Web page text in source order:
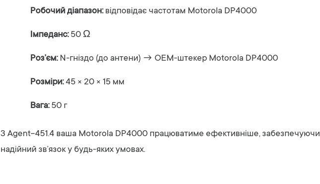
Робочий діапазон: відповідає частотам Motorola DP4000
Імпеданс: 50 Ω
Роз’єм: N-гніздо (до антени) → OEM-штекер Motorola DP4000
Розміри: 45 × 20 × 15 мм
Вага: 50 г
З Agent-451.4 ваша Motorola DP4000 працюватиме ефективніше, забезпечуючи
надійний зв’язок у будь-яких умовах.